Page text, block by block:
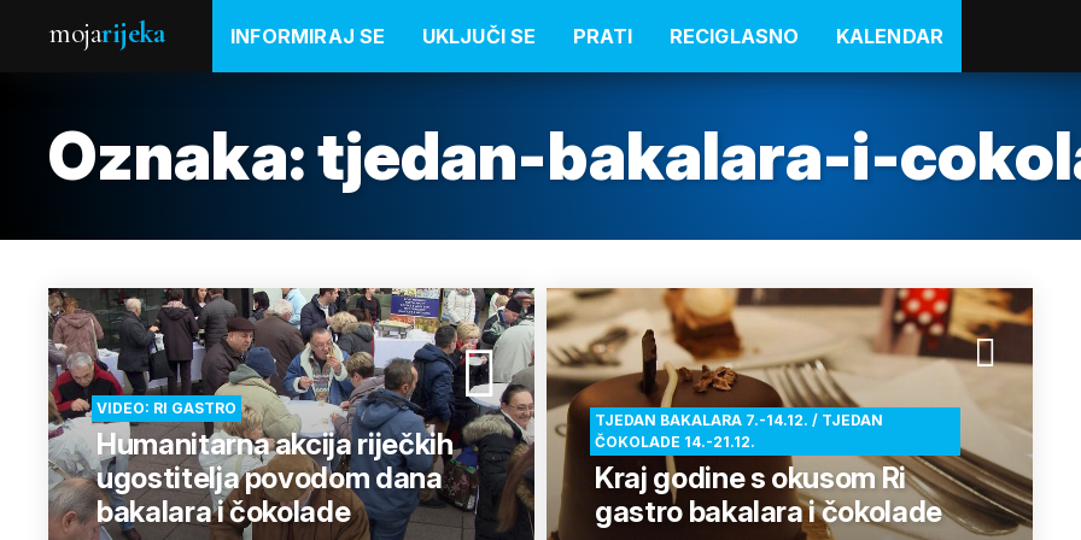
mojarijeka INFORMIRAJ SE UKLJUČI SE PRATI RECIGLASNO KALENDAR
Oznaka:tjedan-bakalara-i-
VIDEO: RI GASTRO
Humanitarna akcija riječkih
ugostitelja povodom dana
bakalara i čokolade
TJEDAN BAKALARA 7.-14.12. / TJEDAN
ČOKOLADE 14.-21.12.
Kraj godine s okusom Ri
gastro bakalara i čokolade